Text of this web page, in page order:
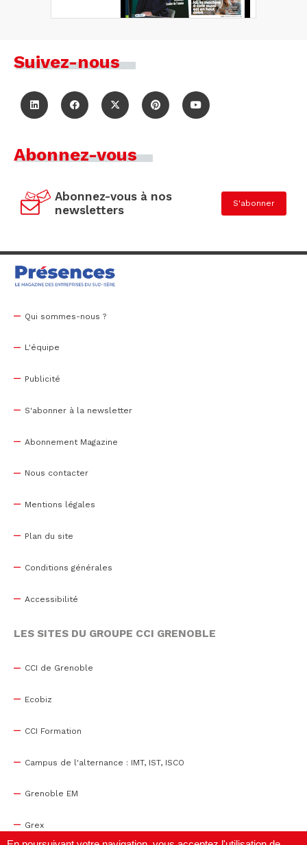
Suivez-nous
Abonnez-vous
Abonnez-vous à nos
newsletters
S'abonner
Qui sommes-nous ?
L'équipe
Publicité
S'abonner à la newsletter
Abonnement Magazine
Nous contacter
Mentions légales
Plan du site
Conditions générales
Accessibilité
LES SITES DU GROUPE CCI GRENOBLE
CCI de Grenoble
Ecobiz
CCI Formation
Campus de l'alternance : IMT, IST, ISCO
Grenoble EM
Grex